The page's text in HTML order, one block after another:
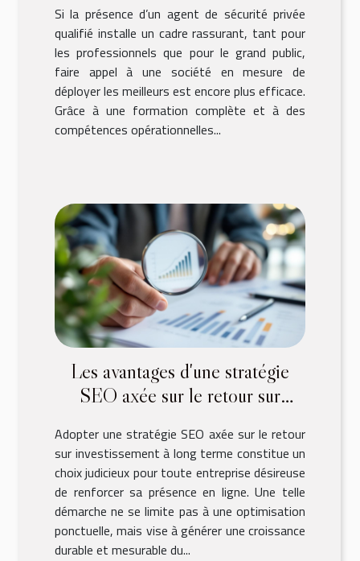
Si la présence d’un agent de sécurité privée
qualifié installe un cadre rassurant, tant pour
les professionnels que pour le grand public,
faire appel à une société en mesure de
déployer les meilleurs est encore plus efficace.
Grâce à une formation complète et à des
compétences opérationnelles...
Les avantages d'une stratégie
SEO axée sur le retour sur
Adopter une stratégie SEO axée sur le retour
sur investissement à long terme constitue un
choix judicieux pour toute entreprise désireuse
de renforcer sa présence en ligne. Une telle
démarche ne se limite pas à une optimisation
ponctuelle, mais vise à générer une croissance
durable et mesurable du...